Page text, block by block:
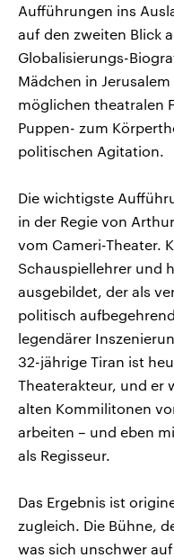
Aufführungen ins
auf den zweiten Blick
Globalisierungs-
Mädchen in
möglichen theatralen
Puppen- zum
politischen Agitation.
Die wichtigste
in der Regie von
vom Cameri-Theater.
Schauspiellehrer und
ausgebildet, der als
politisch
legendärer
32-jährige Tiran ist
Theaterakteur, und er
alten Kommilitonen
arbeiten – und eben
als Regisseur.
Das Ergebnis ist
zugleich. Die Bühne,
was sich unschwer